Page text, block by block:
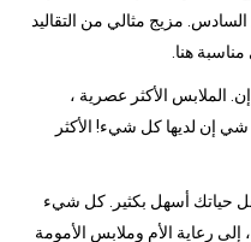
مزيج مثالي من التقاليد
هنا.
الملابس الأكثر عصرية ،
شي إن لديها كل شيء! الأكثر
حياتك أسهل بكثير. كل شيء
حتى سن 10 سنوات ، إلى رعاية الأم وملابس الأمومة